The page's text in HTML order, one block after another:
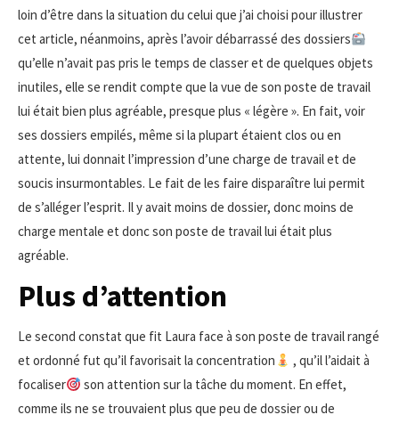
loin d’être dans la situation du celui que j’ai choisi pour illustrer
cet article, néanmoins, après l’avoir débarrassé des dossiers
qu’elle n’avait pas pris le temps de classer et de quelques objets
inutiles, elle se rendit compte que la vue de son poste de travail
lui était bien plus agréable, presque plus « légère ». En fait, voir
ses dossiers empilés, même si la plupart étaient clos ou en
attente, lui donnait l’impression d’une charge de travail et de
soucis insurmontables. Le fait de les faire disparaître lui permit
de s’alléger l’esprit. Il y avait moins de dossier, donc moins de
charge mentale et donc son poste de travail lui était plus
agréable.
Plus d’attention
Le second constat que fit Laura face à son poste de travail rangé
et ordonné fut qu’il favorisait la concentration
, qu’il l’aidait à
focaliser
son attention sur la tâche du moment. En effet,
comme ils ne se trouvaient plus que peu de dossier ou de